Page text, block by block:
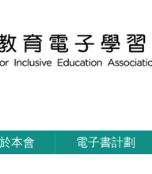
本會 電子書計劃